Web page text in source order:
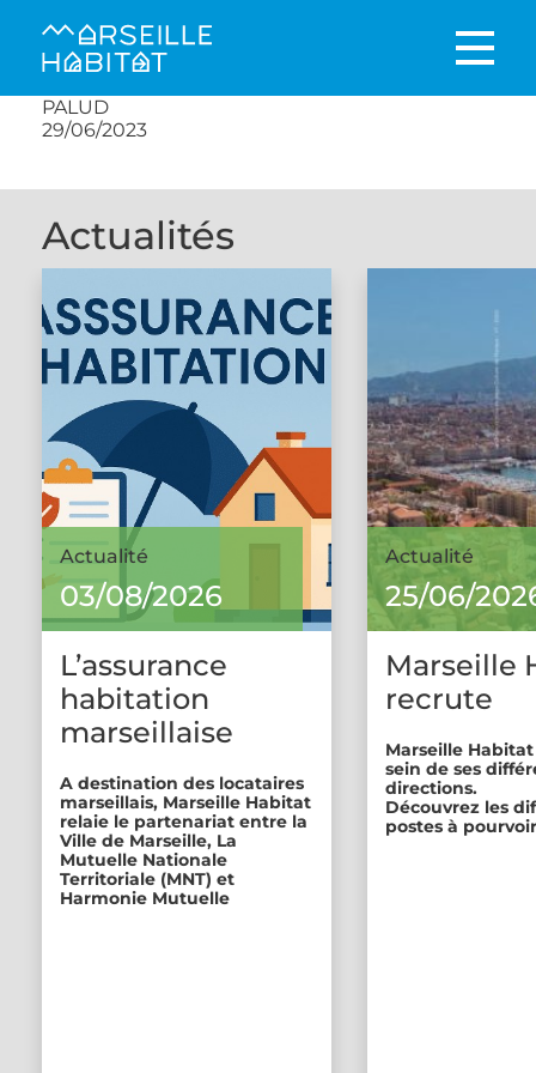
PALUD
29/06/2023
Actualités
Actualité
03/08/2026
L’assurance
habitation
marseillaise
A destination des locataires
marseillais, Marseille Habitat
relaie le partenariat entre la
Ville de Marseille, La
Mutuelle Nationale
Territoriale (MNT) et
Harmonie Mutuelle
Actualité
25/06/
Marseille
recrute
Marseille
sein de ses
directions.
Découvrez les
postes à